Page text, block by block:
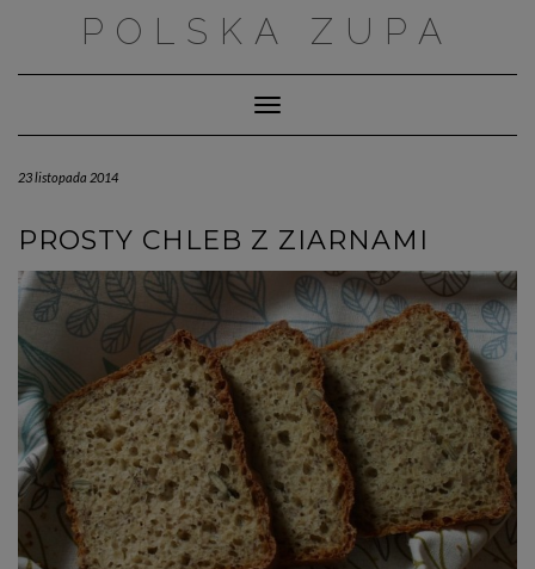
POLSKA ZUPA
Toggle Navigation
23 listopada 2014
PROSTY CHLEB Z ZIARNAMI